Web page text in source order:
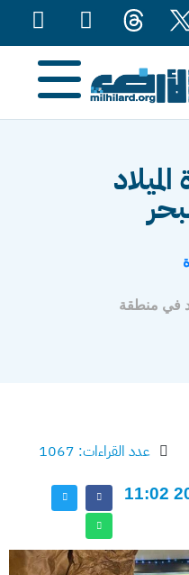
في منطقة
عدد القراءات: 1067
تاريخ النشر: ديسمبر 10, 2022 11:02